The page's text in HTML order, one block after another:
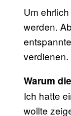
Um
werden.
Warum
Ich hatte
wollte